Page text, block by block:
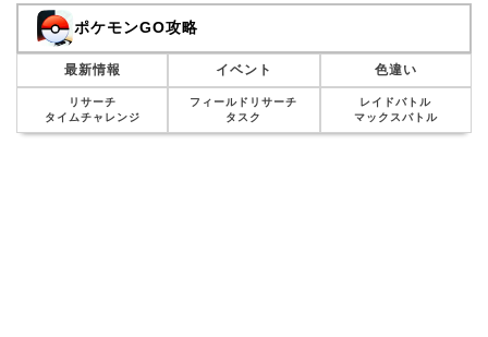
ポケモンGO攻略
最新情報 イベント 色違い
リサーチ
タイムチャレンジ
フィールドリサーチ
タスク
レイドバトル
マックスバトル